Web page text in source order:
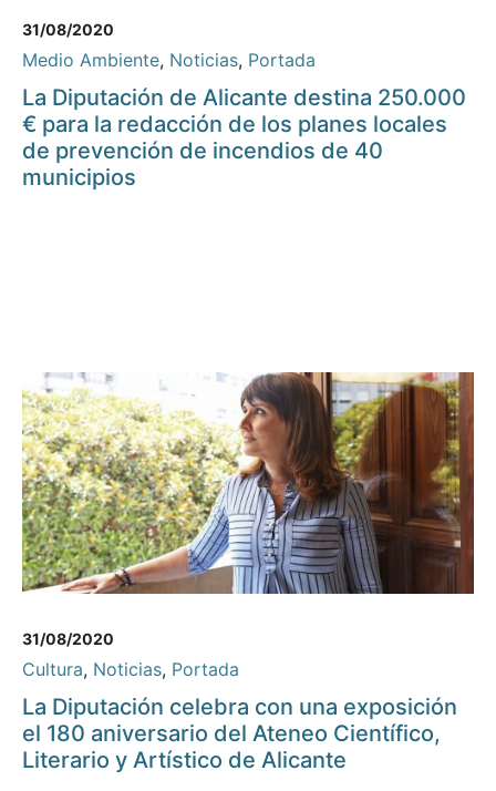
31/08/2020
Medio Ambiente, Noticias, Portada
La Diputación de Alicante destina 250.000
€ para la redacción de los planes locales
de prevención de incendios de 40
municipios
31/08/2020
Cultura, Noticias, Portada
La Diputación celebra con una exposición
el 180 aniversario del Ateneo Científico,
Literario y Artístico de Alicante